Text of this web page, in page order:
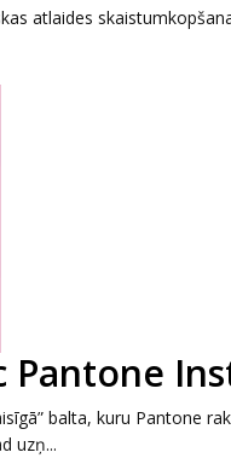
atlaides
Pantone
balta, kuru Pantone
uzņ...